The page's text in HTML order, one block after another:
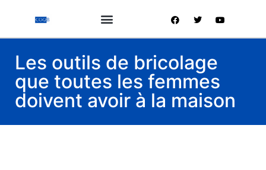
Les outils de bricolage
que toutes les femmes
doivent avoir à la maison